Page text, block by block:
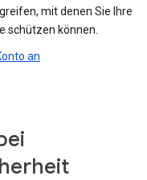
mit denen Sie Ihre
schützen können.
an